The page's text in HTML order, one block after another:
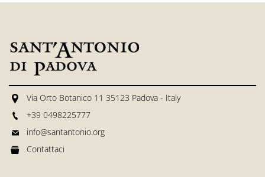
Via Orto Botanico 11 35123 Padova - Italy
+39 0498225777
info@santantonio.org
Contattaci